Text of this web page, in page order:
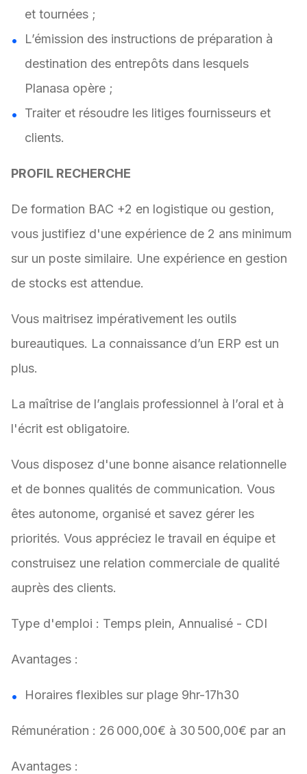
et tournées ;
L’émission des instructions de préparation à
destination des entrepôts dans lesquels
Planasa opère ;
Traiter et résoudre les litiges fournisseurs et
clients.
PROFIL RECHERCHE
De formation BAC +2 en logistique ou gestion,
vous justifiez d'une expérience de 2 ans minimum
sur un poste similaire. Une expérience en gestion
de stocks est attendue.
Vous maitrisez impérativement les outils
bureautiques. La connaissance d’un ERP est un
plus.
La maîtrise de l’anglais professionnel à l’oral et à
l'écrit est obligatoire.
Vous disposez d'une bonne aisance relationnelle
et de bonnes qualités de communication. Vous
êtes autonome, organisé et savez gérer les
priorités. Vous appréciez le travail en équipe et
construisez une relation commerciale de qualité
auprès des clients.
Type d'emploi : Temps plein, Annualisé - CDI
Avantages :
Horaires flexibles sur plage 9hr-17h30
Rémunération : 26 000,00€ à 30 500,00€ par an
Avantages :